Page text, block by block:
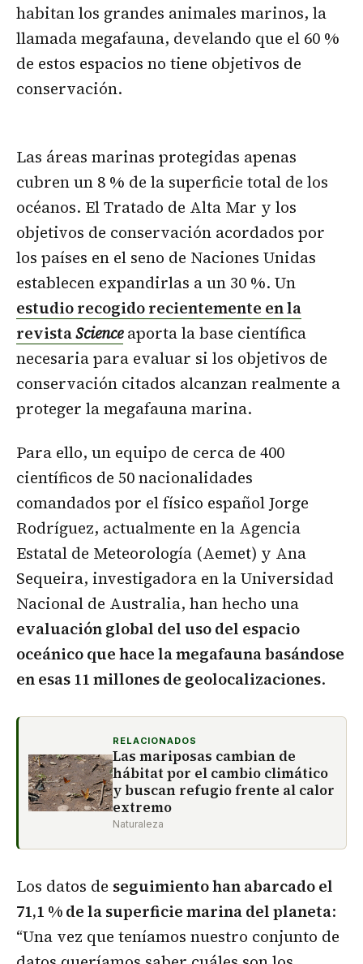
habitan los grandes animales marinos, la
llamada megafauna, develando que el 60 %
de estos espacios no tiene objetivos de
conservación.
Las áreas marinas protegidas apenas
cubren un 8 % de la superficie total de los
océanos. El Tratado de Alta Mar y los
objetivos de conservación acordados por
los países en el seno de Naciones Unidas
establecen expandirlas a un 30 %. Un
estudio recogido recientemente en la
revistaScienceaporta la base científica
necesaria para evaluar si los objetivos de
conservación citados alcanzan realmente a
proteger la megafauna marina.
Para ello, un equipo de cerca de 400
científicos de 50 nacionalidades
comandados por el físico español Jorge
Rodríguez, actualmente en la Agencia
Estatal de Meteorología (Aemet) y Ana
Sequeira, investigadora en la Universidad
Nacional de Australia, han hecho una
evaluación global del uso del espacio
oceánico que hace la megafauna basándose
en esas 11 millones de geolocalizaciones.
RELACIONADOS
Las mariposas cambian de
hábitat por el cambio climático
y buscan refugio frente al calor
extremo
Naturaleza
Los datos de seguimiento han abarcado el
71,1 % de la superficie marina del planeta:
“Una vez que teníamos nuestro conjunto de